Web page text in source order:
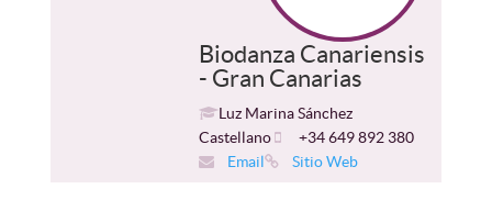
Biodanza Canariensis
- Gran Canarias
Luz Marina Sánchez
Castellano
+34 649 892 380
Email
Sitio Web